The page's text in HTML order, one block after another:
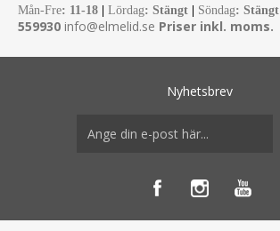
Mån-Fre: 11-18 Lördag: Stängt Söndag: Stängt
559930 info@elmelid.se Priser inkl. moms.
Nyhetsbrev